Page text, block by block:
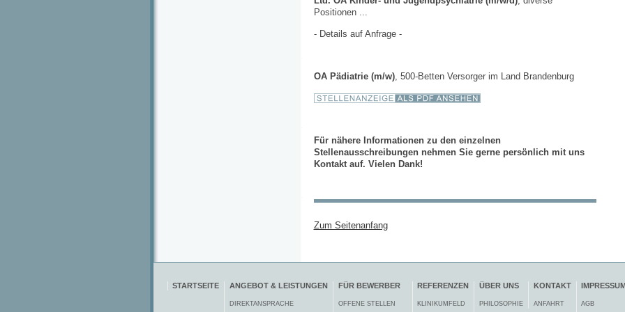
Positionen ...
- Details auf Anfrage -
OA Pädiatrie (m/w), 500-Betten Versorger im Land Brandenburg
Für nähere Informationen zu den einzelnen
Stellenausschreibungen nehmen Sie gerne persönlich mit uns
Kontakt auf. Vielen Dank!
Zum Seitenanfang
STARTSEITE ANGEBOT & LEISTUNGEN
DIREKTANSPRACHE
FÜR BEWERBER
OFFENE STELLEN
REFERENZEN
KLINIKUMFELD
ÜBER UNS
PHILOSOPHIE
KONTAKT
ANFAHRT AGB